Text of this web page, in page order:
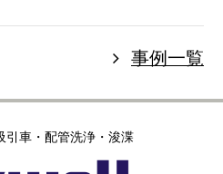
事例一覧
引車・配管洗浄・浚渫